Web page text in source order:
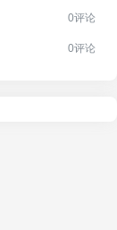
0评论
0评论